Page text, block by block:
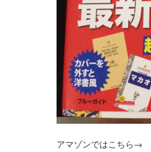
アマゾンではこちら→